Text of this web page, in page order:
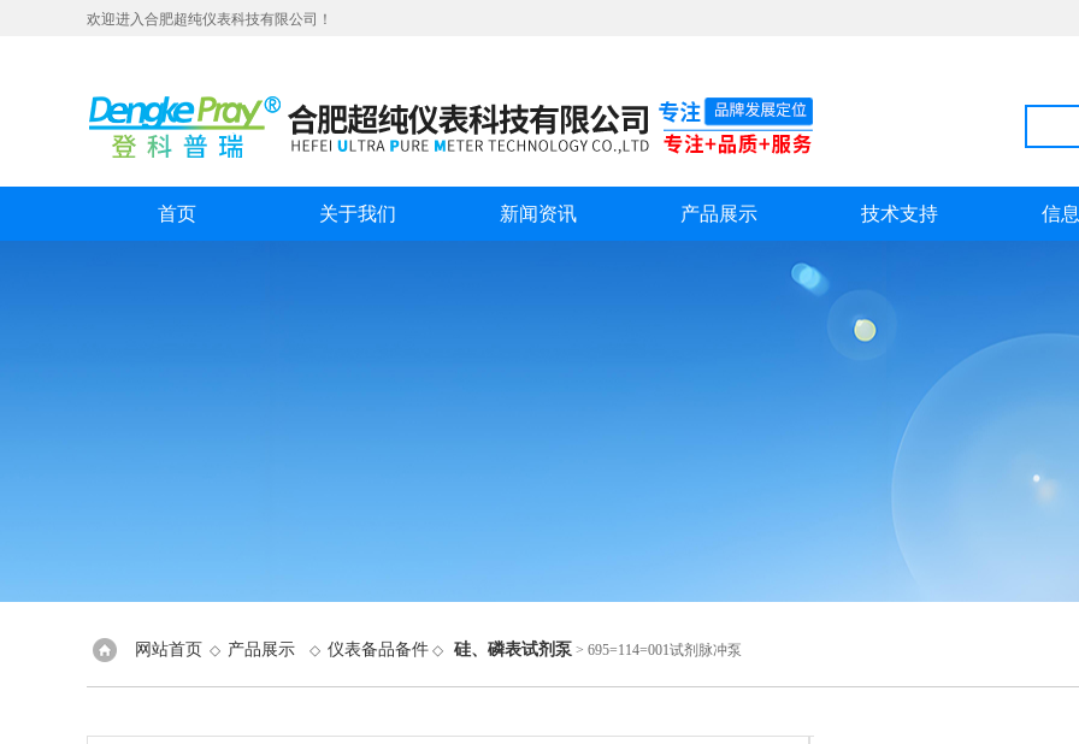
欢迎进入合肥超纯仪表科技有限公司！
首页 关于我们 新闻资讯 产品展示 技术支持 信
网站首页 ◇ 产品展示 ◇ 仪表备品备件 ◇ 硅、磷表试剂泵 > 695=114=001试剂脉冲泵